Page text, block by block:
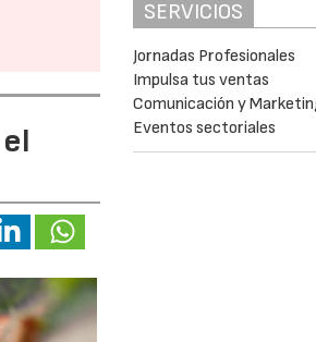
SERVICIOS
Jornadas Profesionales
Impulsa tus ventas
Comunicación y
Eventos sectoriales